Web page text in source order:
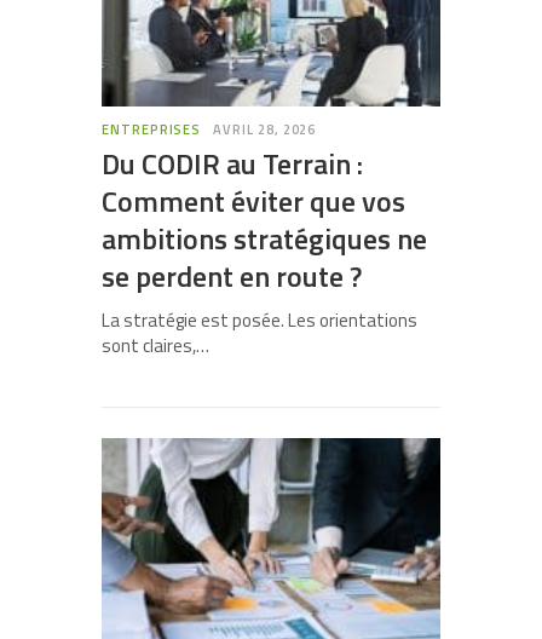
ENTREPRISES AVRIL 28, 2026
Du CODIR au Terrain :
Comment éviter que vos
ambitions stratégiques ne
se perdent en route ?
La stratégie est posée. Les orientations
sont claires,…